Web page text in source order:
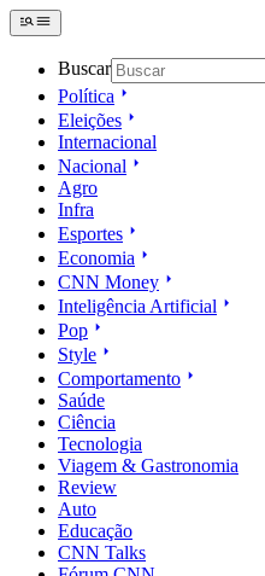
Buscar
Política
Eleições
Internacional
Nacional
Agro
Infra
Esportes
Economia
CNN Money
Inteligência Artificial
Pop
Style
Comportamento
Saúde
Ciência
Tecnologia
Viagem & Gastronomia
Review
Auto
Educação
CNN Talks